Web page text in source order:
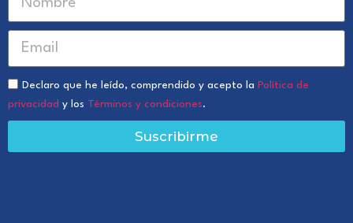
Declaro que he leído, comprendido y acepto la Política de
privacidad y los Términos y condiciones.
Suscribirme